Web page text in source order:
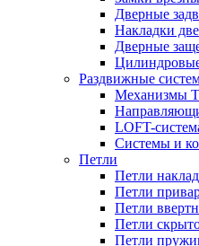
Дверные
Накладки
Дверные
Раздвижные
Механизмы
LOFT-
Системы и
Петли
Петли
Петли
Петли
Петли
Петли